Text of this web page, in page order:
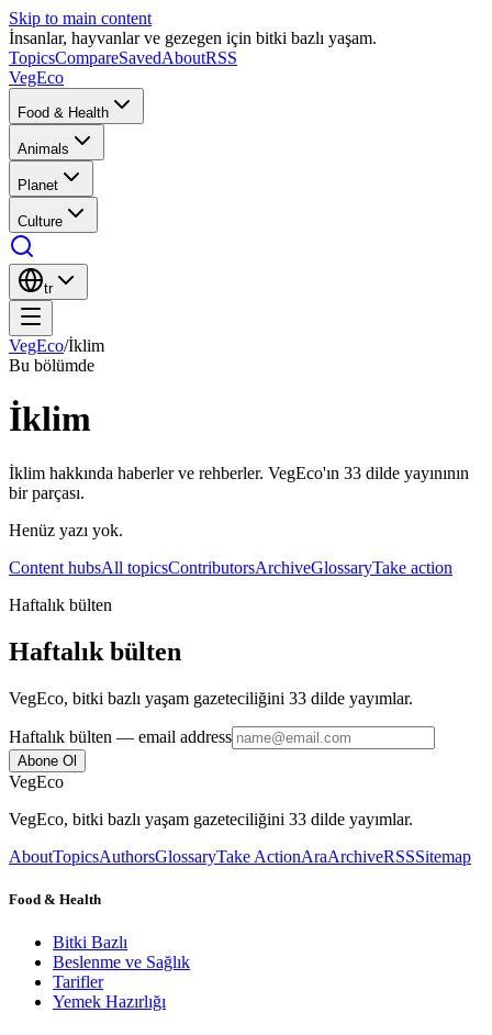
Skip to main content
İnsanlar, hayvanlar ve gezegen için bitki bazlı yaşam.
TopicsCompareSavedAboutRSS
VegEco
Food & Health
Animals
Planet
Culture
tr
VegEco/İklim
Bu bölümde
İklim
İklim hakkında haberler ve rehberler. VegEco'ın 33 dilde yayınının
bir parçası.
Henüz yazı yok.
Content hubsAll topicsContributorsArchiveGlossaryTake action
Haftalık bülten
Haftalık bülten
VegEco, bitki bazlı yaşam gazeteciliğini 33 dilde yayımlar.
Haftalık bülten — email address
Abone Ol
VegEco
VegEco, bitki bazlı yaşam gazeteciliğini 33 dilde yayımlar.
AboutTopicsAuthorsGlossaryTake ActionAraArchiveRSSSitemap
Food & Health
Bitki Bazlı
Beslenme ve Sağlık
Tarifler
Yemek Hazırlığı